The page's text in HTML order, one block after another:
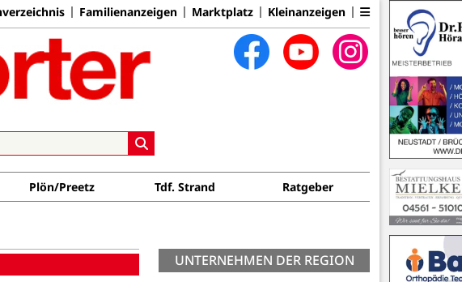
Familienanzeigen Marktplatz Kleinanzeigen
Plön/Preetz Tdf. Strand Ratgeber
UNTERNEHMEN DER REGION